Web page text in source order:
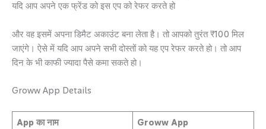
यदि आप अपने एक फ्रेंड को इस एप को रेफर करते हो
और वह इसमें अपना डिमैट अकाउंट बना लेता है। तो आपको तुरंत ₹100 मिल
जाएंगे। ऐसे में यदि आप अपने सभी दोस्तों को यह एप रेफर करते हो। तो आप
दिन के भी काफी ज्यादा पैसे कमा सकते हो।
Groww App Details
App का नाम Groww App